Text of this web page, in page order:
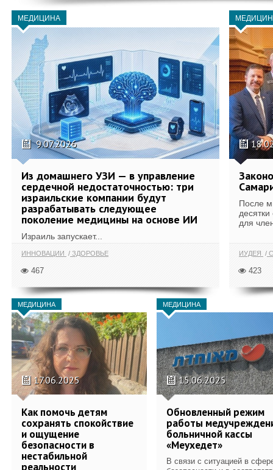
МЕДИЦИНА
9.07.2026
Из домашнего УЗИ — в управление
сердечной недостаточностью: три
израильские компании будут
разрабатывать следующее
поколение медицины на основе ИИ
Израиль запускает...
ИННОВАЦИИ ЗДОРОВЬЕ
467
После
для
ИУДЕЯ
423
МЕДИЦИНА
17.06.2025
Как помочь детям
сохранять спокойствие
и ощущение
безопасности в
нестабильной
реальности
МЕДИЦИНА
15.06.2025
Обновленный режим
работы
больничной кассы
«Меухедет»
В связи с ситуацией в